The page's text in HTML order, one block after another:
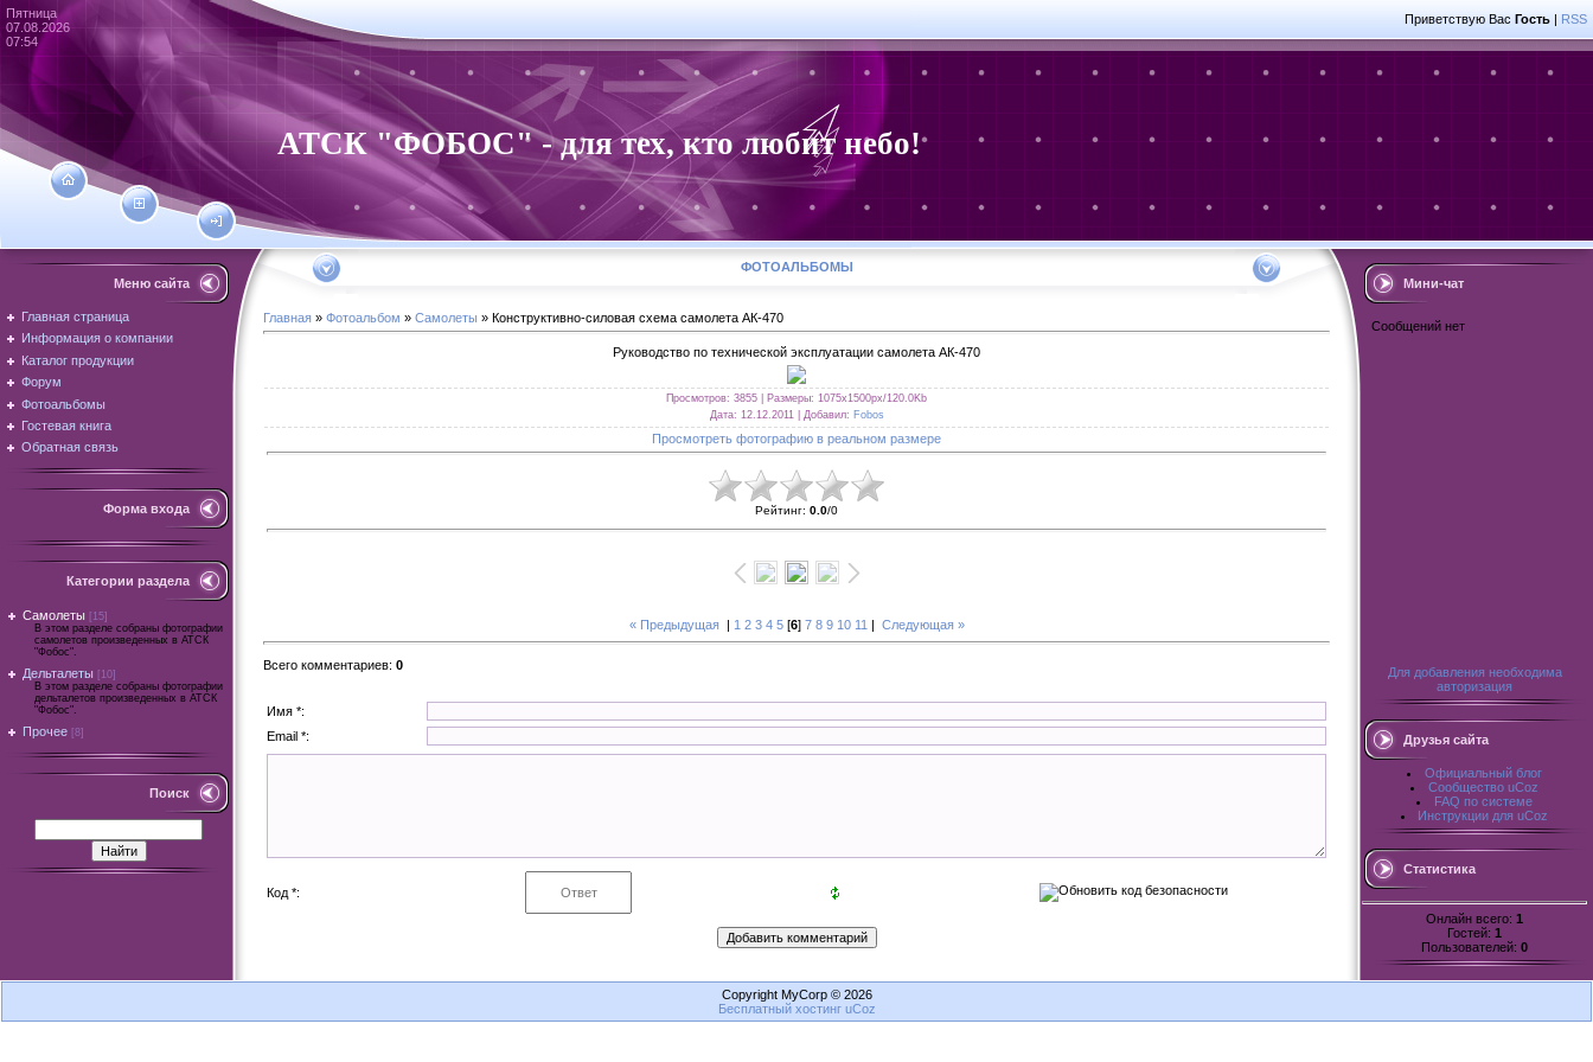
Пятница
07.08.2026
07:54
Приветствую Вас Гость | RSS
АТСК "ФОБОС" - для тех, кто любит небо!
Меню сайта
Главная страница
Информация о компании
Каталог продукции
Форум
Фотоальбомы
Гостевая книга
Обратная связь
Форма входа
Категории раздела
Самолеты
[15]
В этом разделе собраны фотографии
самолетов произведенных в АТСК
"Фобос".
Дельталеты
[10]
В этом разделе собраны фотографии
дельталетов произведенных в АТСК
"Фобос".
Прочее [8]
Поиск
ФОТОАЛЬБОМЫ
Главная » Фотоальбом » Самолеты » Конструктивно-силовая схема самолета АК-470
Руководство по технической эксплуатации самолета АК-470
Просмотров: 3855 | Размеры: 1075x1500px/120.0Kb
Дата: 12.12.2011 | Добавил: Fobos
Просмотреть фотографию в реальном размере
Рейтинг: 0.0/0
« Предыдущая| 1 2 3 4 5[6] 7 8 9 10 11 | Следующая »
Всего комментариев: 0
Имя *:
Email *:
Код *:
Мини-чат
Для добавления необходима
авторизация
Друзья сайта
Официальный блог
Сообщество uCoz
FAQ по системе
Инструкции для uCoz
Статистика
Онлайн всего: 1
Гостей: 1
Пользователей: 0
Copyright MyCorp © 2026
Бесплатный хостинг uCoz